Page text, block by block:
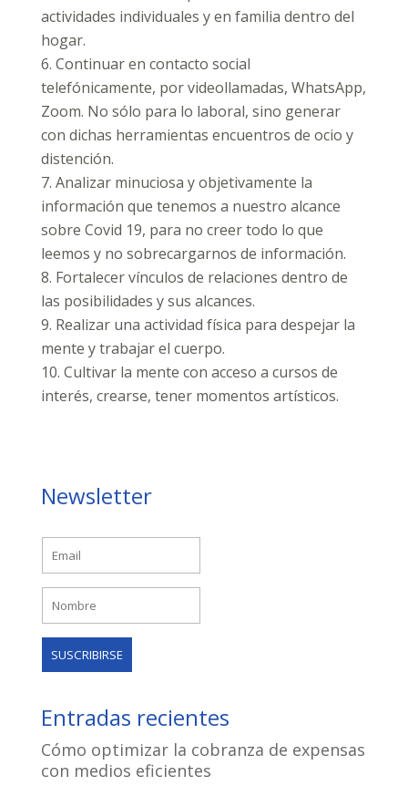
actividades individuales y en familia dentro del
hogar.
6. Continuar en contacto social
telefónicamente, por videollamadas, WhatsApp,
Zoom. No sólo para lo laboral, sino generar
con dichas herramientas encuentros de ocio y
distención.
7. Analizar minuciosa y objetivamente la
información que tenemos a nuestro alcance
sobre Covid 19, para no creer todo lo que
leemos y no sobrecargarnos de información.
8. Fortalecer vínculos de relaciones dentro de
las posibilidades y sus alcances.
9. Realizar una actividad física para despejar la
mente y trabajar el cuerpo.
10. Cultivar la mente con acceso a cursos de
interés, crearse, tener momentos artísticos.
Newsletter
Entradas recientes
Cómo optimizar la cobranza de expensas
con medios eficientes